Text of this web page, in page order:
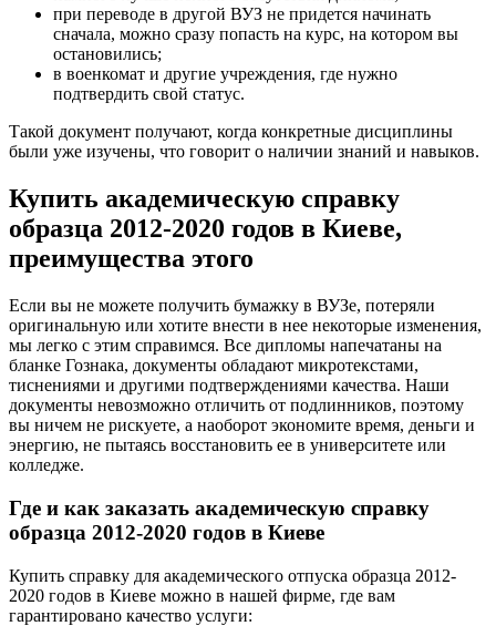
при переводе в другой ВУЗ не придется начинать
сначала, можно сразу попасть на курс, на котором вы
остановились;
в военкомат и другие учреждения, где нужно
подтвердить свой статус.
Такой документ получают, когда конкретные дисциплины
были уже изучены, что говорит о наличии знаний и навыков.
Купить академическую справку
образца 2012-2020 годов в Киеве,
преимущества этого
Если вы не можете получить бумажку в ВУЗе, потеряли
оригинальную или хотите внести в нее некоторые изменения,
мы легко с этим справимся. Все дипломы напечатаны на
бланке Гознака, документы обладают микротекстами,
тиснениями и другими подтверждениями качества. Наши
документы невозможно отличить от подлинников, поэтому
вы ничем не рискуете, а наоборот экономите время, деньги и
энергию, не пытаясь восстановить ее в университете или
колледже.
Где и как заказать академическую справку
образца 2012-2020 годов в Киеве
Купить справку для академического отпуска образца 2012-
2020 годов в Киеве можно в нашей фирме, где вам
гарантировано качество услуги: